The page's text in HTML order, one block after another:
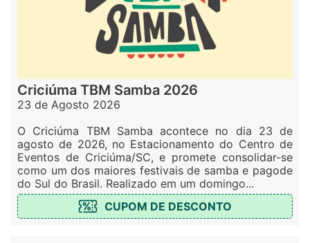
Criciúma TBM Samba 2026
23 de Agosto 2026
O Criciúma TBM Samba acontece no dia 23 de
agosto de 2026, no Estacionamento do Centro de
Eventos de Criciúma/SC, e promete consolidar-se
como um dos maiores festivais de samba e pagode
do Sul do Brasil. Realizado em um domingo...
CUPOM DE DESCONTO